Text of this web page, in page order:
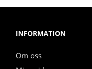
INFORMATION
Om oss